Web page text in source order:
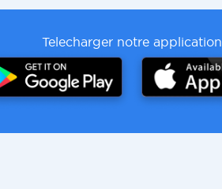
Telecharger notre application